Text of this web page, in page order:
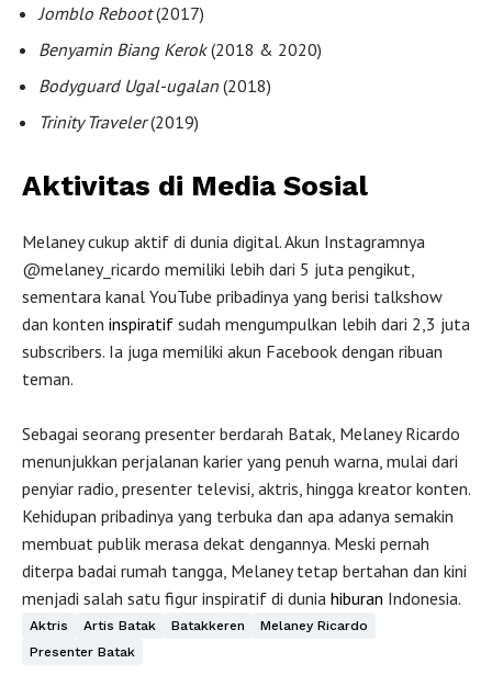
Jomblo Reboot(2017)
Benyamin Biang Kerok(2018 & 2020)
Bodyguard Ugal-ugalan (2018)
Trinity Traveler(2019)
Aktivitas di Media Sosial
Melaney cukup aktif di dunia digital. Akun Instagramnya
@melaney_ricardo memiliki lebih dari 5 juta pengikut,
sementara kanal YouTube pribadinya yang berisi talkshow
dan konten inspiratif sudah mengumpulkan lebih dari 2,3 juta
subscribers. Ia juga memiliki akun Facebook dengan ribuan
teman.
Sebagai seorang presenter berdarah Batak, Melaney Ricardo
menunjukkan perjalanan karier yang penuh warna, mulai dari
penyiar radio, presenter televisi, aktris, hingga kreator konten.
Kehidupan pribadinya yang terbuka dan apa adanya semakin
membuat publik merasa dekat dengannya. Meski pernah
diterpa badai rumah tangga, Melaney tetap bertahan dan kini
menjadi salah satu figur inspiratif di dunia hiburan Indonesia.
Aktris Artis Batak Batakkeren
Melaney Ricardo
Presenter Batak